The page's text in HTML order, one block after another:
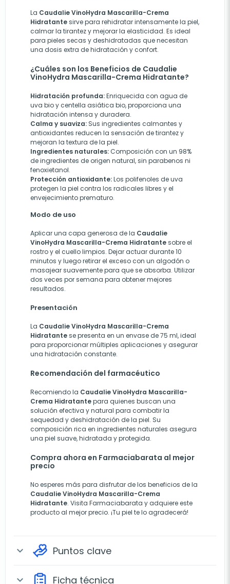
La Caudalie VinoHydra Mascarilla-Crema
Hidratantesirve para rehidratar intensamente la piel,
calmar la tirantez y mejorar la elasticidad. Es ideal
para pieles secas y deshidratadas que necesitan
una dosis extra de hidratación y confort.
¿Cuáles son los Beneficios de Caudalie
VinoHydra Mascarilla-Crema Hidratante?
Hidratación profunda:Enriquecida con agua de
uva bio y centella asiática bio, proporciona una
hidratación intensa y duradera.
Calma y suaviza: Sus ingredientes calmantes y
antioxidantes reducen la sensación de tirantez y
mejoran la textura de la piel.
Ingredientes naturales: Composición con un 98%
de ingredientes de origen natural, sin parabenos ni
fenoxietanol.
Protección antioxidante:Los polifenoles de uva
protegen la piel contra los radicales libres y el
envejecimiento prematuro.
Modo de uso
Aplicar una capa generosa de la Caudalie
VinoHydra Mascarilla-Crema Hidratantesobre el
rostro y el cuello limpios. Dejar actuar durante 10
minutos y luego retirar el exceso con un algodón o
masajear suavemente para que se absorba. Utilizar
dos veces por semana para obtener mejores
resultados.
Presentación
La Caudalie VinoHydra Mascarilla-Crema
Hidratantese presenta en un envase de 75 ml, ideal
para proporcionar múltiples aplicaciones y asegurar
una hidratación constante.
Recomendación del farmacéutico
Recomiendo la Caudalie VinoHydra Mascarilla-
Crema Hidratantepara quienes buscan una
solución efectiva y natural para combatir la
sequedad y deshidratación de la piel. Su
composición rica en ingredientes naturales asegura
una piel suave, hidratada y protegida.
Compra ahora en Farmaciabarata al mejor
precio
No esperes más para disfrutar de los beneficios de la
Caudalie VinoHydra Mascarilla-Crema
Hidratante. Visita Farmaciabarata y adquiere este
producto al mejor precio. ¡Tu piel te lo agradecerá!
expand_more Puntos clave
expand_more Ficha técnica